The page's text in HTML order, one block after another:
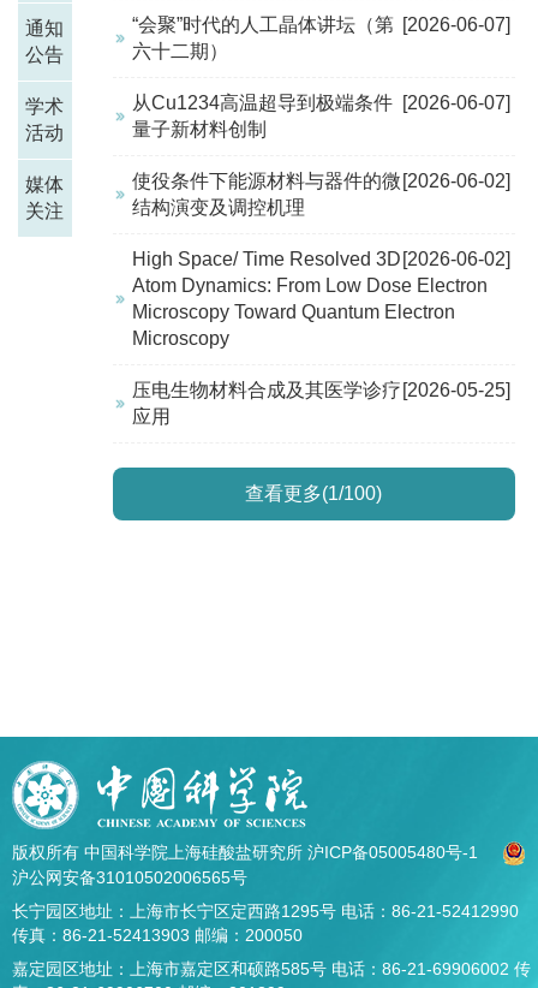
通知
公告
学术
活动
媒体
关注
[2026-06-07]
“会聚”时代的人工晶体讲坛（第
六十二期）
[2026-06-07]
从Cu1234高温超导到极端条件
量子新材料创制
[2026-06-02]
使役条件下能源材料与器件的微
结构演变及调控机理
[2026-06-02]
High Space/ Time Resolved 3D
Atom Dynamics: From Low Dose Electron
Microscopy Toward Quantum Electron
Microscopy
[2026-05-25]
压电生物材料合成及其医学诊疗
应用
查看更多(1/100)
版权所有 中国科学院上海硅酸盐研究所 沪ICP备05005480号-1
沪公网安备31010502006565号
长宁园区地址：上海市长宁区定西路1295号 电话：86-21-52412990
传真：86-21-52413903 邮编：200050
嘉定园区地址：上海市嘉定区和硕路585号 电话：86-21-69906002 传